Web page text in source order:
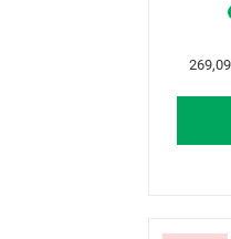
Měrná
kolekce